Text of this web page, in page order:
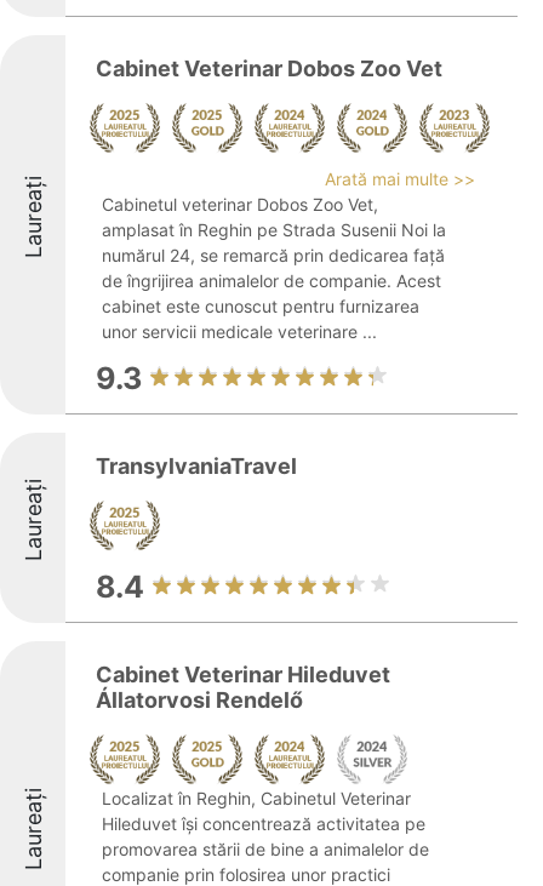
Laureați
Cabinet Veterinar Dobos Zoo Vet
Arată mai multe >>
Cabinetul veterinar Dobos Zoo Vet,
amplasat în Reghin pe Strada Susenii Noi la
numărul 24, se remarcă prin dedicarea față
de îngrijirea animalelor de companie. Acest
cabinet este cunoscut pentru furnizarea
unor servicii medicale veterinare ...
9.3
Laureați
TransylvaniaTravel
8.4
Laureați
Cabinet Veterinar Hileduvet
Állatorvosi Rendelő
Localizat în Reghin, Cabinetul Veterinar
Hileduvet își concentrează activitatea pe
promovarea stării de bine a animalelor de
companie prin folosirea unor practici